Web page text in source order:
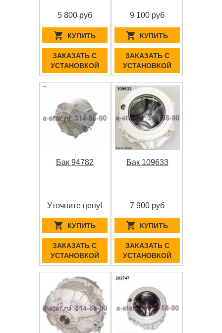
5 800 руб
КУПИТЬ
ЗАКАЗАТЬ С
УСТАНОВКОЙ
9 100 руб
КУПИТЬ
ЗАКАЗАТЬ С
УСТАНОВКОЙ
Бак 94782
Уточните цену!
КУПИТЬ
ЗАКАЗАТЬ С
УСТАНОВКОЙ
Бак 109633
7 900 руб
КУПИТЬ
ЗАКАЗАТЬ С
УСТАНОВКОЙ